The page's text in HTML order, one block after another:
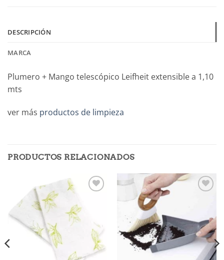
DESCRIPCIÓN
MARCA
Plumero + Mango telescópico Leifheit extensible a 1,10
mts
ver más productos de limpieza
PRODUCTOS RELACIONADOS
deseos